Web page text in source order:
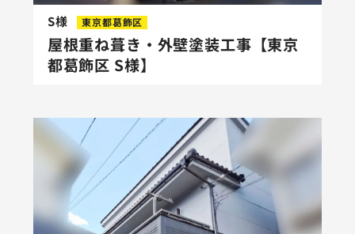
S様 東京都葛飾区
屋根重ね葺き・外壁塗装工事【東京
都葛飾区 S様】